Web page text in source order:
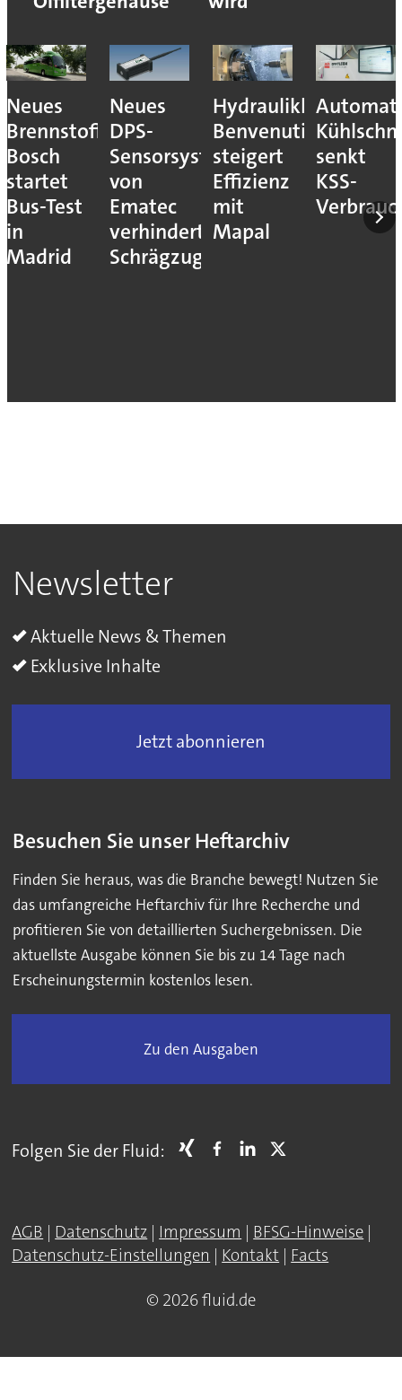
Neues
Brennstoffzellensystem:
Bosch
startet
Bus-Test
in
Madrid
Neues
DPS-
Sensorsystem
von
Ematec
verhindert
Schrägzug
Hydraulikhersteller
Benvenuti
steigert
Effizienz
mit
Mapal
senkt
KSS-
Newsletter
Aktuelle News & Themen
Exklusive Inhalte
Jetzt abonnieren
Besuchen Sie unser Heftarchiv
Finden Sie heraus, was die Branche bewegt! Nutzen Sie
das umfangreiche Heftarchiv für Ihre Recherche und
profitieren Sie von detaillierten Suchergebnissen. Die
aktuellste Ausgabe können Sie bis zu 14 Tage nach
Erscheinungstermin kostenlos lesen.
Zu den Ausgaben
Folgen Sie der Fluid:
AGB Datenschutz Impressum BFSG-Hinweise
Datenschutz-Einstellungen
Kontakt Facts
© 2026 fluid.de